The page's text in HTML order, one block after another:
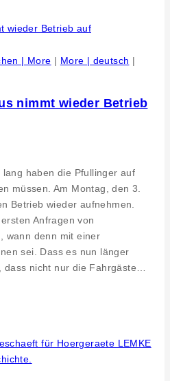
| More | More | deutsch |
nimmt wieder Betrieb
haben die Pfullinger auf
müssen. Am Montag, den 3.
Betrieb wieder aufnehmen.
Anfragen von
wann denn mit einer
sei. Dass es nun länger
nicht nur die Fahrgäste…